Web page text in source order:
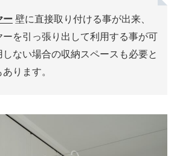
ー 壁に直接取り付ける事が出来、
を引っ張り出して利用する事が可
ない場合の収納スペースも必要と
ります。